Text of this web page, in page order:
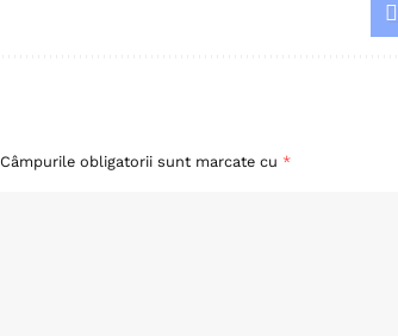
Câmpurile obligatorii sunt marcate cu *